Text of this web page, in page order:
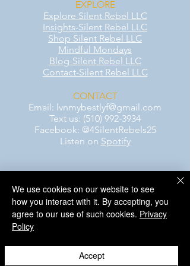
EXPLORE
Explore Silent Rebel LLC
Insights-Silent Rebel LLC
Shop Silent Rebel LLC
Mindful Mondays
Blog-Silent Rebel LLC
Contact-Silent Rebel LLC
CONTACT
Email: lvnmybestlyf@gmail.com
Text us: (510) 992‑3934
Facebook: @4SilentRebels25
Listen on Spotify
AWARENESS MONTHS
Mental Health Awareness — May 1 – May
Men's Mental Health Awareness — June 1
– June 30
We use cookies on our website to see
how you interact with it. By accepting, you
agree to our use of such cookies. Privacy
Policy
Accept